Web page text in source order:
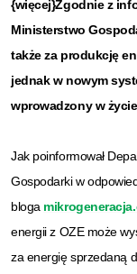
{więcej}Zgodnie z
Ministerstwo
także za produkcję
jednak w nowym
wprowadzony w
Jak poinformował
Gospodarki w
bloga
energii z OZE może
za energię sprzedaną